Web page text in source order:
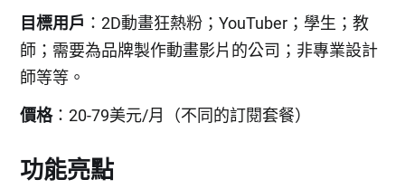
目標用戶 ：2D動畫狂熱粉；YouTuber；學生；教
師；需要為品牌製作動畫影片的公司；非專業設計
師等等。
價格：20-79美元/月（不同的訂閱套餐）
功能亮點